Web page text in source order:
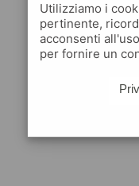
Utilizziamo i
pertinente,
acconsenti
per fornire un